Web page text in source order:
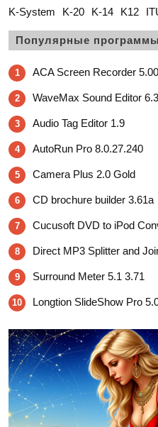
K-System
K-20 K-14 K12
Популярные
1 ACA Screen Recorder 5.00
2 WaveMax Sound Editor
3 Audio Tag Editor 1.9
4 AutoRun Pro 8.0.27.240
5 Camera Plus 2.0 Gold
6 CD brochure builder 3.61a
7 Cucusoft DVD to iPod
8 Direct MP3 Splitter and
9 Surround Meter 5.1 3.71
10 Longtion SlideShow Pro